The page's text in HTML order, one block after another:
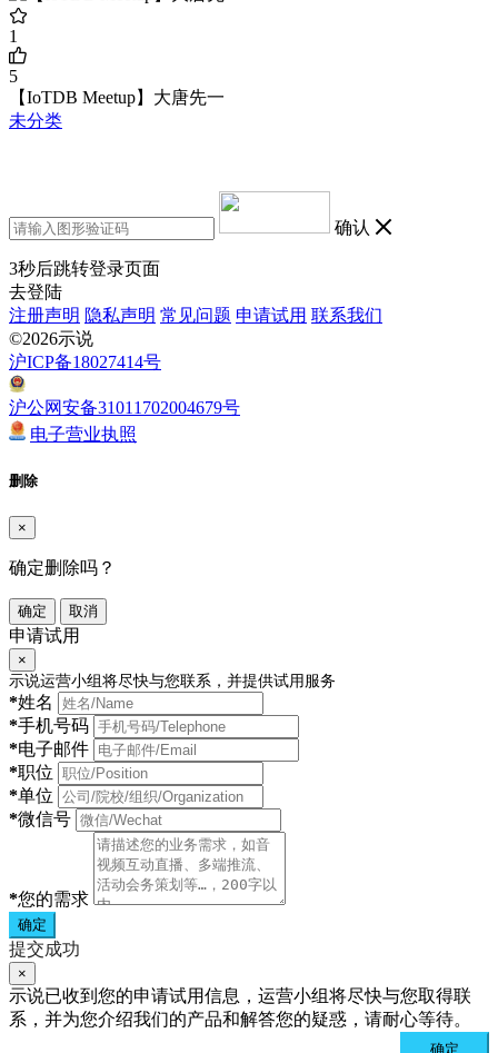
1
5
【IoTDB Meetup】大唐先一
未分类
确认
3秒后跳转登录页面
去登陆
注册声明 隐私声明 常见问题 申请试用 联系我们
©2026示说
沪ICP备18027414号
沪公网安备31011702004679号
电子营业执照
删除
×
确定删除吗？
确定 取消
申请试用
×
示说运营小组将尽快与您联系，并提供试用服务
*姓名
*手机号码
*电子邮件
*职位
*单位
*微信号
*您的需求
确定
提交成功
×
示说已收到您的申请试用信息，运营小组将尽快与您取得联
系，并为您介绍我们的产品和解答您的疑惑，请耐心等待。
确定